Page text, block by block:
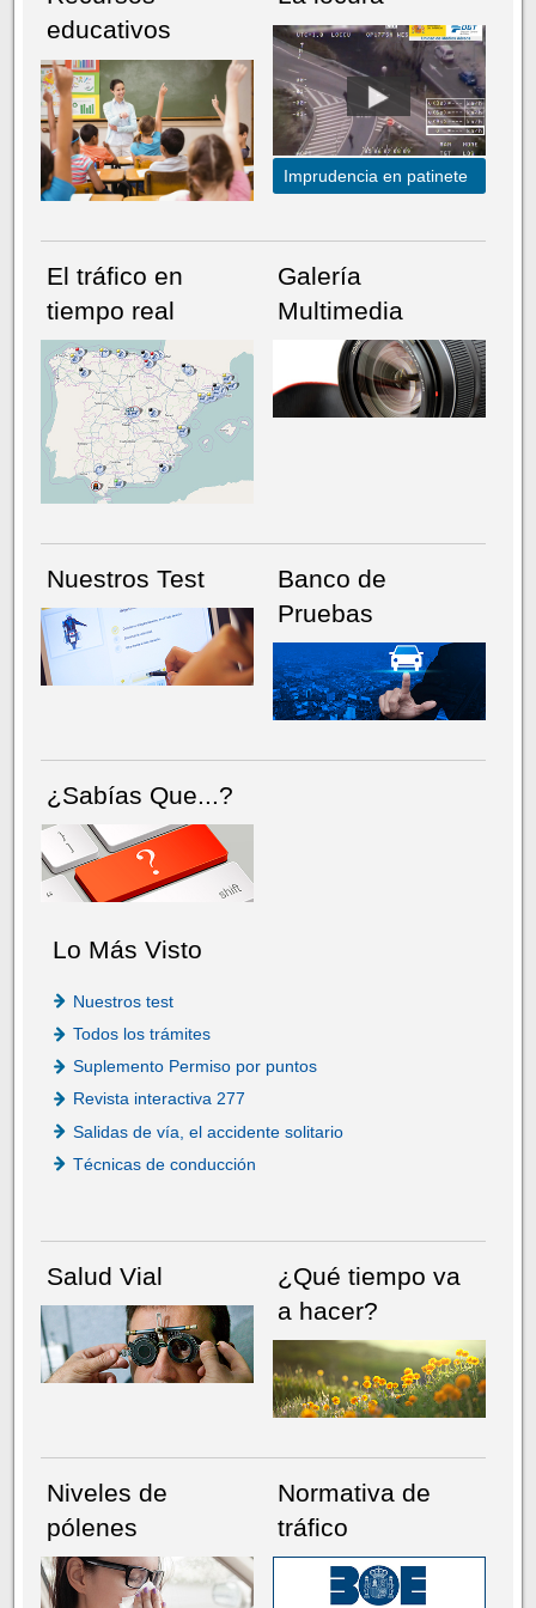
NÚMERO ACTUALHEMEROTECA
educativos
Imprudencia en patinete
El tráfico en
tiempo real
Galería
Multimedia
Nuestros Test
Banco de
Pruebas
¿Sabías Que...?
Lo Más Visto
Nuestros test
Todos los trámites
Suplemento Permiso por puntos
Revista interactiva 277
Salidas de vía, el accidente solitario
Técnicas de conducción
Salud Vial
¿Qué tiempo va
a hacer?
Niveles de
pólenes
Normativa de
tráfico